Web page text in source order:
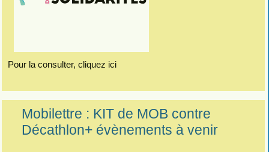
Pour la consulter, cliquez ici
Mobilettre : KIT de MOB contre
Décathlon+ évènements à venir